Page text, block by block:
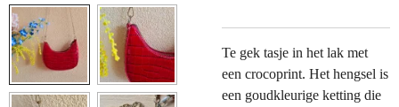
Te gek tasje in het lak met
een crocoprint. Het hengsel is
een goudkleurige ketting die